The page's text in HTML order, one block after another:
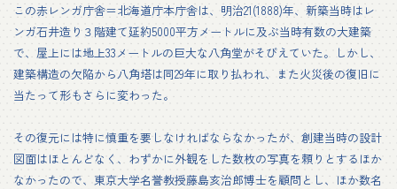
この赤レンガ庁舎＝北海道庁本庁舎は、明治21(1888)年、新築当時はレ
ンガ石井造り３階建て延約5000平方メートルに及ぶ当時有数の大建築
で、屋上には地上33メートルの巨大な八角堂がそびえていた。しかし、
建築構造の欠陥から八角塔は同29年に取り払われ、また火災後の復旧に
当たって形もさらに変わった。
その復元には特に慎重を要しなければならなかったが、創建当時の設計
図面はほとんどなく、わずかに外観をした数枚の写真を頼りとするほか
なかったので、東京大学名誉教授藤島亥治郎博士を顧問とし、ほか数名